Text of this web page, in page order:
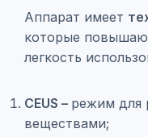
Аппарат имеет
которые
легкость
CEUS – режим для
веществами;